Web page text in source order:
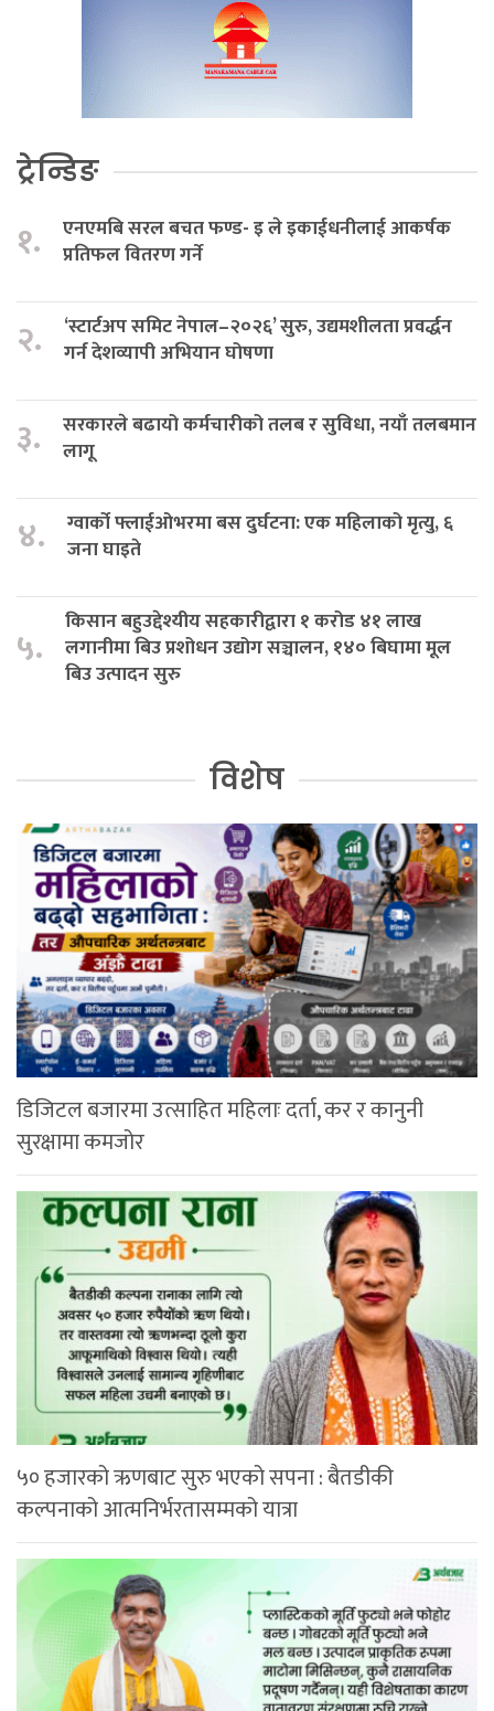
ट्रेन्डिङ
१.
एनएमबि सरल बचत फण्ड- इ ले इकाईधनीलाई आकर्षक
प्रतिफल वितरण गर्ने
२.
‘स्टार्टअप समिट नेपाल–२०२६’ सुरु, उद्यमशीलता प्रवर्द्धन
गर्न देशव्यापी अभियान घोषणा
३.
सरकारले बढायो कर्मचारीको तलब र सुविधा, नयाँ तलबमान
लागू
४.
ग्वार्को फ्लाईओभरमा बस दुर्घटना: एक महिलाको मृत्यु, ६
जना घाइते
५.
किसान बहुउद्देश्यीय सहकारीद्वारा १ करोड ४१ लाख
लगानीमा बिउ प्रशोधन उद्योग सञ्चालन, १४० बिघामा मूल
बिउ उत्पादन सुरु
विशेष
डिजिटल बजारमा उत्साहित महिलाः दर्ता, कर र कानुनी
सुरक्षामा कमजोर
५० हजारको ऋणबाट सुरु भएको सपना : बैतडीकी
कल्पनाको आत्मनिर्भरतासम्मको यात्रा